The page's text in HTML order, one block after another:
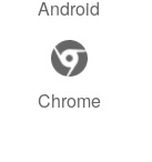
Android
Chrome